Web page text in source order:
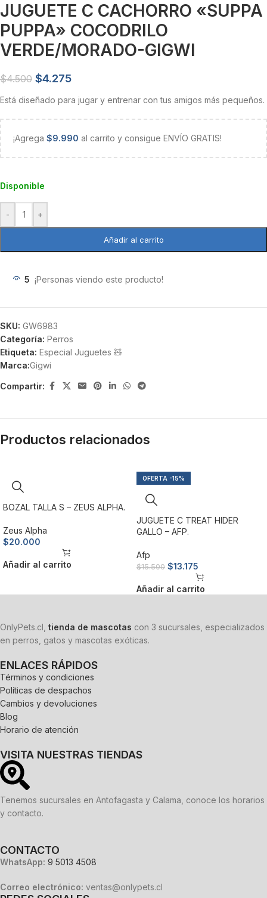
JUGUETE C CACHORRO «SUPPA
PUPPA» COCODRILO
VERDE/MORADO-GIGWI
$4.500 $4.275
Está diseñado para jugar y entrenar con tus amigos más pequeños.
¡Agrega $9.990 al carrito y consigue ENVÍO GRATIS!
Disponible
- +
Añadir al carrito
5 ¡Personas viendo este producto!
SKU: GW6983
Categoría: Perros
Etiqueta: Especial Juguetes 🧸
Marca:Gigwi
Compartir:
Productos relacionados
BOZAL TALLA S – ZEUS ALPHA.
Zeus Alpha
$20.000
Añadir al carrito
-15%
JUGUETE C TREAT HIDER
GALLO – AFP.
Afp
$15.500 $13.175
Añadir al carrito
OnlyPets.cl, tienda de mascotas con 3 sucursales, especializados
en perros, gatos y mascotas exóticas.
ENLACES RÁPIDOS
Términos y condiciones
Políticas de despachos
Cambios y devoluciones
Blog
Horario de atención
VISITA NUESTRAS TIENDAS
Tenemos sucursales en Antofagasta y Calama, conoce los horarios
y contacto.
CONTACTO
WhatsApp: 9 5013 4508
Correo electrónico: ventas@onlypets.cl